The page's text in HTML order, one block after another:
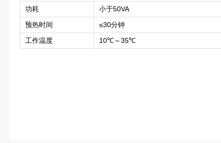
功耗
小于50VA
预热时间
≤30分钟
工作温度
10℃～35℃